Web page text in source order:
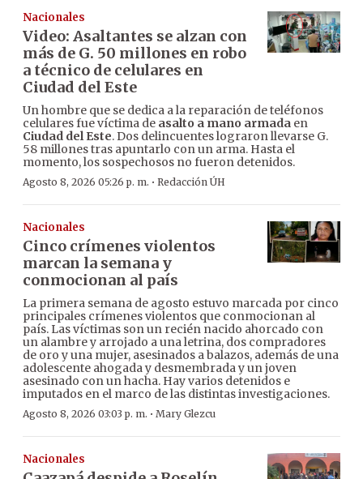
Nacionales
Video: Asaltantes se alzan con
más de G. 50 millones en robo
a técnico de celulares en
Ciudad del Este
Un hombre que se dedica a la reparación de teléfonos
celulares fue víctima de asalto a mano armada en
Ciudad del Este. Dos delincuentes lograron llevarse G.
58 millones tras apuntarlo con un arma. Hasta el
momento, los sospechosos no fueron detenidos.
Agosto 8, 2026 05:26 p. m. · Redacción ÚH
Nacionales
Cinco crímenes violentos
marcan la semana y
conmocionan al país
La primera semana de agosto estuvo marcada por cinco
principales crímenes violentos que conmocionan al
país. Las víctimas son un recién nacido ahorcado con
un alambre y arrojado a una letrina, dos compradores
de oro y una mujer, asesinados a balazos, además de una
adolescente ahogada y desmembrada y un joven
asesinado con un hacha. Hay varios detenidos e
imputados en el marco de las distintas investigaciones.
Agosto 8, 2026 03:03 p. m. · Mary Glezcu
Nacionales